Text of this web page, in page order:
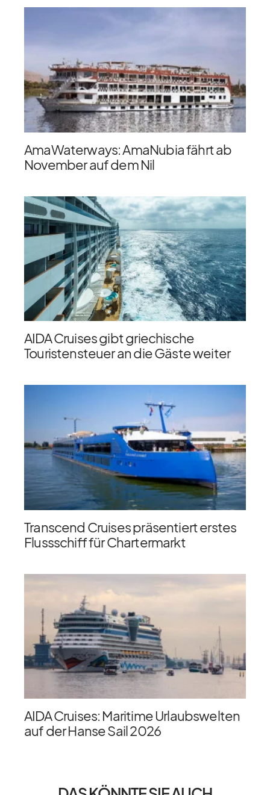
AmaWaterways: AmaNubia fährt ab
November auf dem Nil
AIDA Cruises gibt griechische
Touristensteuer an die Gäste weiter
Transcend Cruises präsentiert erstes
Flussschiff für Chartermarkt
AIDA Cruises: Maritime Urlaubswelten
auf der Hanse Sail 2026